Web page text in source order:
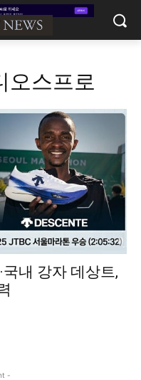
오스프로
국내 강자 데상트,
-